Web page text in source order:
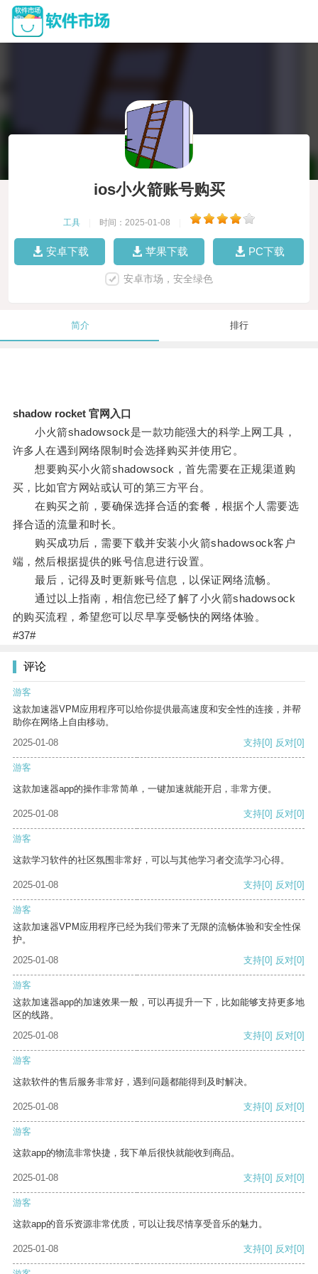
ios小火箭账号购买
工具 时间：2025-01-08
安卓下载 苹果下载 PC下载
安卓市场，安全绿色
简介 排行
shadow rocket 官网入口
小火箭shadowsock是一款功能强大的科学上网工具，
许多人在遇到网络限制时会选择购买并使用它。
想要购买小火箭shadowsock，首先需要在正规渠道购
买，比如官方网站或认可的第三方平台。
在购买之前，要确保选择合适的套餐，根据个人需要选
择合适的流量和时长。
购买成功后，需要下载并安装小火箭shadowsock客户
端，然后根据提供的账号信息进行设置。
最后，记得及时更新账号信息，以保证网络流畅。
通过以上指南，相信您已经了解了小火箭shadowsock
的购买流程，希望您可以尽早享受畅快的网络体验。
#37#
评论
游客
这款加速器VPM应用程序可以给你提供最高速度和安全性的连接，并帮
助你在网络上自由移动。
2025-01-08
支持[0] 反对[0]
游客
这款加速器app的操作非常简单，一键加速就能开启，非常方便。
2025-01-08 支持[0] 反对[0]
游客
这款学习软件的社区氛围非常好，可以与其他学习者交流学习心得。
2025-01-08 支持[0] 反对[0]
游客
这款加速器VPM应用程序已经为我们带来了无限的流畅体验和安全性保
护。
2025-01-08
支持[0] 反对[0]
游客
这款加速器app的加速效果一般，可以再提升一下，比如能够支持更多地
区的线路。
2025-01-08
支持[0] 反对[0]
游客
这款软件的售后服务非常好，遇到问题都能得到及时解决。
2025-01-08 支持[0] 反对[0]
游客
这款app的物流非常快捷，我下单后很快就能收到商品。
2025-01-08 支持[0] 反对[0]
游客
这款app的音乐资源非常优质，可以让我尽情享受音乐的魅力。
2025-01-08 支持[0] 反对[0]